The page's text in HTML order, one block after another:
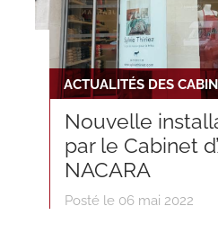
Nouvelle
par le Cabinet
NACARA
Posté le 06 mai 2022